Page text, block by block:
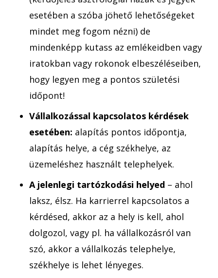
esetében a szóba jöhető lehetőségeket
mindet meg fogom nézni) de
mindenképp kutass az emlékeidben vagy
iratokban vagy rokonok elbeszéléseiben,
hogy legyen meg a pontos születési
időpont!
Vállalkozással kapcsolatos kérdések
esetében: alapítás pontos időpontja,
alapítás helye, a cég székhelye, az
üzemeléshez használt telephelyek.
A jelenlegi tartózkodási helyed – ahol
laksz, élsz. Ha karrierrel kapcsolatos a
kérdésed, akkor az a hely is kell, ahol
dolgozol, vagy pl. ha vállalkozásról van
szó, akkor a vállalkozás telephelye,
székhelye is lehet lényeges.